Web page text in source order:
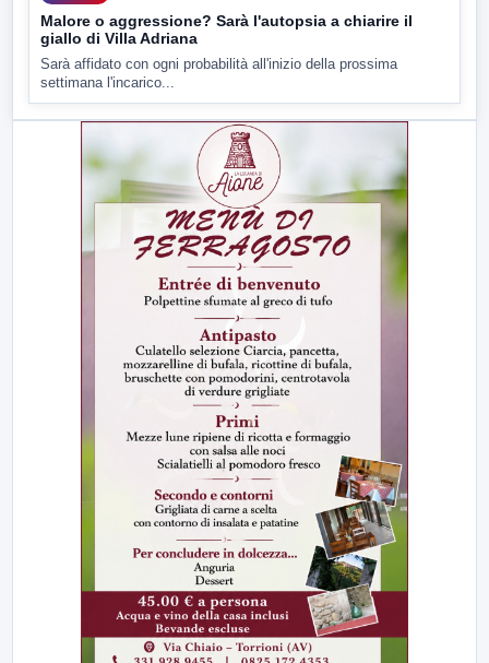
Malore o aggressione? Sarà l'autopsia a chiarire il
giallo di Villa Adriana
Sarà affidato con ogni probabilità all'inizio della prossima
settimana l'incarico...